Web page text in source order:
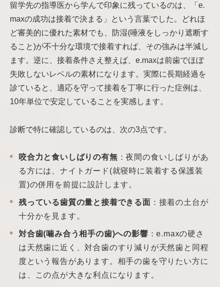
留学先の指導医から学んで印象に残っているのは、「e.
maxの成功は接着で決まる」という言葉でした。どれほ
ど審美的に優れた素材でも、防湿(唾液をしっかり遮断す
ること)が不十分な環境で接着すれば、その強みは半減し
ます。逆に、接着条件さえ整えば、e.maxは前歯でほぼ
失敗しないレベルの素材になります。実際に長期経過を
診ていると、適応を守って接着を丁寧に行った症例は、
10年単位で安定していることを実感します。
診断で特に確認しているのは、次の3点です。
咬合力と食いしばりの有無 ：夜間の食いしばりがあ
る方には、ナイトガード(就寝時に装着する保護装
置)の併用を前提に設計します。
残っている歯質の量と接着できる面 ：接着の土台が
十分かを見ます。
対合歯(噛み合う相手の歯)への影響 ：e.maxの硬さ
は天然歯に近く、対合歯のすり減りが天然歯と同程
度という報告があります。相手の歯を守りたい方に
は、この点が大きな利点になります。